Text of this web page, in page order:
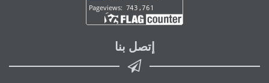
إتصل بنا